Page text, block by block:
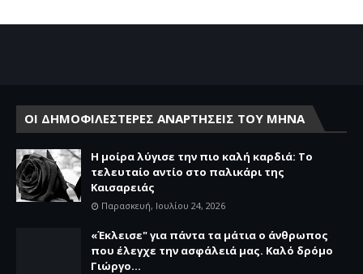
ΟΙ ΔΗΜΟΦΙΛΕΣΤΕΡΕΣ ΑΝΑΡΤΗΣΕΙΣ ΤΟΥ ΜΗΝΑ
Η μοίρα λύγισε την πιο καλή καρδιά: Το
τελευταίο αντίο στο παλικάρι της
Καισαρειάς
Παρασκευή, Ιουλίου 24, 2026
«Έκλεισε" για πάντα τα μάτια ο άνθρωπος
που έλεγχε την ασφάλειά μας. Καλό δρόμο
Γιώργο...